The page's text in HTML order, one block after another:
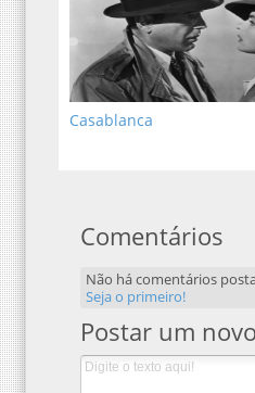
Casablanca
Comentários
Não há comentários
Seja o primeiro!
Postar um